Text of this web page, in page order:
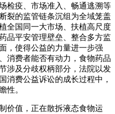
检疫、市场准入、畅通逃溯等
裂的监管链条沉组为全域笼盖
全国同一大市场、扶植高尺度
品平安管理壁垒、整合多方监
，使得公益的力量进一步强
消费者能否有动力，食物药品
涉及分歧权柄部分，法院以发
消费公益诉讼的成长过程中，
性。
值，正在散拆液态食物运